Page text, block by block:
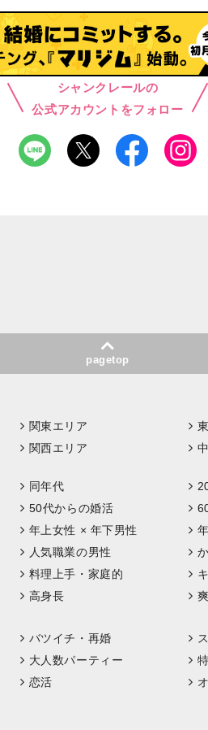
シャンクレールの
公式アカウントをフォロー
pagetop
関東エリア
関西エリア
同年代
50代からの婚活
年上女性 × 年下男性
人気職業の男性
料理上手・家庭的
高身長
バツイチ・再婚
大人数パーティー
恋活